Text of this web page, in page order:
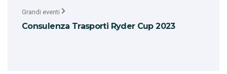
Grandi eventi
Consulenza Trasporti Ryder Cup 2023